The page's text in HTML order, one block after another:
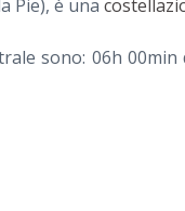
Pie), è una
sono: 06h 00min